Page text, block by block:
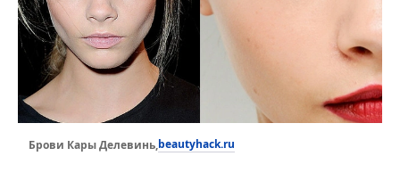
Брови Кары Делевинь,beautyhack.ru